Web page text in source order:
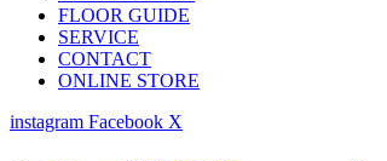
FLOOR GUIDE
SERVICE
CONTACT
ONLINE STORE
instagram Facebook X